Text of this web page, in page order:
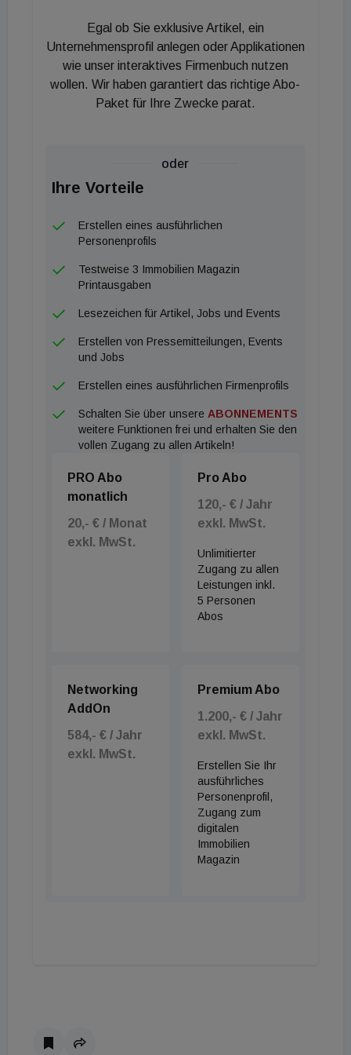
das Arbeiten in den eigenen vier Wänden wichtiger
geworden ist, sich im eigenen Zuhause
wohlzufühlen. Das zieht sich durch alle
Altersgruppen und alle Geschlechter. Am meisten
Zustimmung findet diese Aussage unter denen, die
zeigt: Homeoffice wirkt sich in vielen Fällen positiv
auf die Work-Life-Balance aus. So sagen 58
Prozent der Befragten, dass sie sich verbessert
Egal ob Sie exklusive Artikel, ein
Unternehmensprofil anlegen oder Applikationen
wie unser interaktives Firmenbuch nutzen
wollen. Wir haben garantiert das richtige Abo-
Paket für Ihre Zwecke parat.
oder
Ihre Vorteile
Erstellen eines ausführlichen
Personenprofils
Testweise 3 Immobilien Magazin
Printausgaben
Lesezeichen für Artikel, Jobs und Events
Erstellen von Pressemitteilungen, Events
und Jobs
Erstellen eines ausführlichen Firmenprofils
Schalten Sie über unsere ABONNEMENTS
weitere Funktionen frei und erhalten Sie den
vollen Zugang zu allen Artikeln!
PRO Abo
monatlich
20,- € / Monat
exkl. MwSt.
Pro Abo
120,- € / Jahr
exkl. MwSt.
Unlimitierter
Zugang zu allen
Leistungen inkl.
5 Personen
Abos
Networking
AddOn
584,- € / Jahr
exkl. MwSt.
Premium Abo
1.200,- € / Jahr
exkl. MwSt.
Erstellen Sie Ihr
ausführliches
Personenprofil,
Zugang zum
digitalen
Immobilien
Magazin